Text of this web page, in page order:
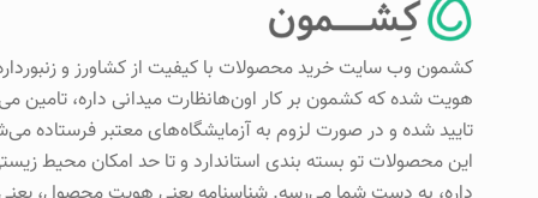
کشمون وب سایت خرید محصولات با کیفیت از کشاورز و
هویت شده که کشمون بر کار اون‌هانظارت میدانی داره،
تایید شده و در صورت لزوم به آزمایشگاه‌های معتبر
این محصولات تو بسته بندی استاندارد و تا حد امکان محیط